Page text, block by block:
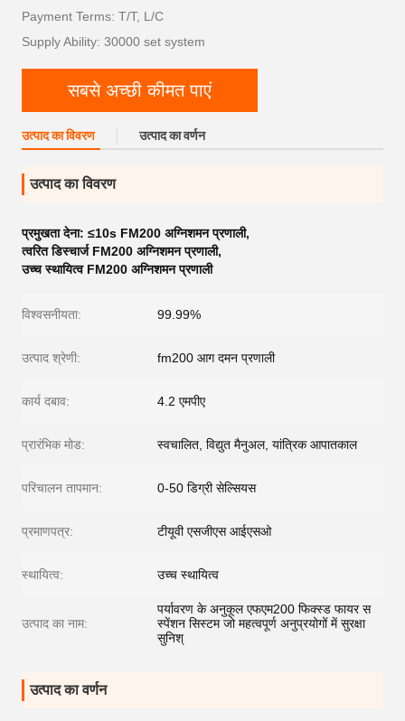
Payment Terms: T/T, L/C
Supply Ability: 30000 set system
सबसे अच्छी कीमत पाएं
उत्पाद का विवरण उत्पाद का वर्णन
उत्पाद का विवरण
प्रमुखता देना: ≤10s FM200 अग्निशमन प्रणाली,
त्वरित डिस्चार्ज FM200 अग्निशमन प्रणाली,
उच्च स्थायित्व FM200 अग्निशमन प्रणाली
विश्वसनीयता: 99.99%
उत्पाद श्रेणी: fm200 आग दमन प्रणाली
कार्य दबाव: 4.2 एमपीए
प्रारंभिक मोड: स्वचालित, विद्युत मैनुअल, यांत्रिक आपातकाल
परिचालन तापमान: 0-50 डिग्री सेल्सियस
प्रमाणपत्र: टीयूवी एसजीएस आईएसओ
स्थायित्व: उच्च स्थायित्व
उत्पाद का नाम:
पर्यावरण के अनुकूल एफएम200 फिक्स्ड फायर स
स्पेंशन सिस्टम जो महत्वपूर्ण अनुप्रयोगों में सुरक्षा
सुनिश्
उत्पाद का वर्णन